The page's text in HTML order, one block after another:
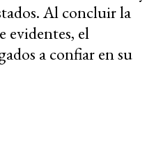
Al concluir la
evidentes, el
a confiar en su